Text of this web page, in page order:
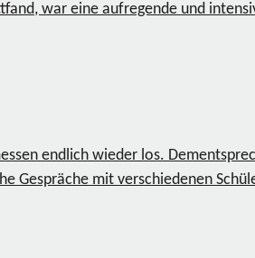
war eine aufregende und
endlich wieder los.
Gespräche mit verschiedenen